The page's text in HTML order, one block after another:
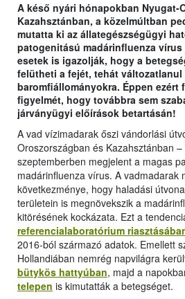
A késő nyári hónapokban Nyugat-
Kazahsztánban, a közelmúltban
mutatta ki az állategészségügyi
patogenitású madárinfluenza vírus
esetek is igazolják, hogy a
felütheti a fejét, tehát
baromfiállományokra. Éppen
figyelmét, hogy továbbra sem
járványügyi előírások betartásán!
A vad vízimadarak őszi vándorlási
Oroszországban és Kazahsztánban
szeptemberben megjelent a magas
madárinfluenza vírus. A vadmadarak
következménye, hogy haladási
területein is megnövekszik a
kitörésének kockázata. Ezt a
referencialaboratórium
2016-ból származó adatok. Emellett
Hollandiában nemrég napvilágra
bütykös hattyúban, majd a
telepen is kimutatták a betegséget.